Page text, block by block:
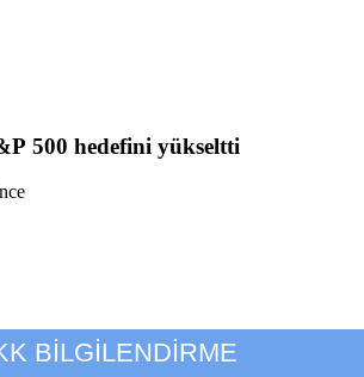
500 hedefini yükseltti
BİLGİLENDİRME